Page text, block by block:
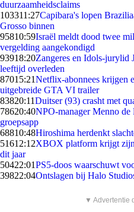
duurzaamheidsclaims
103311:27Capibara's lopen
Grosso binnen
95810:59Israël meldt dood twee
vergelding aangekondigd
93918:20Zangeres en Idols-jurylid
leeftijd overleden
87015:21Netflix-abonnees krijgen
uitgebreide GTA VI trailer
83820:11Duitser (93) crasht met
78620:40NPO-manager Menno de
groepsapp
68810:48Hiroshima herdenkt
51612:12XBOX platform krijgt
dit jaar
50422:01PS5-doos waarschuwt
39822:04Ontslagen bij Halo
▼ Advertentie